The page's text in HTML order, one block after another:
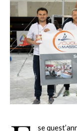
se